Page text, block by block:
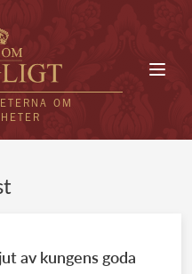
OM
av kungens goda